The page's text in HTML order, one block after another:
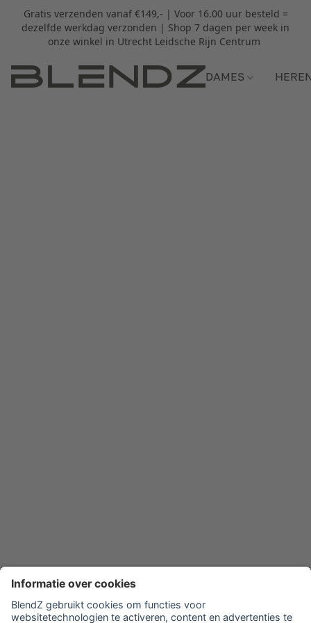
Gratis verzenden vanaf €149,- | Voor 16.00 uur besteld =
dezelfde werkdag verzonden | Shop 7 dagen per week in
onze winkel in Utrecht Leidsche Rijn Centrum
DAMES